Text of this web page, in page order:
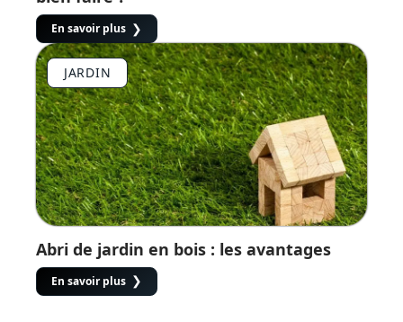
En savoir plus
JARDIN
Abri de jardin en bois : les avantages
En savoir plus